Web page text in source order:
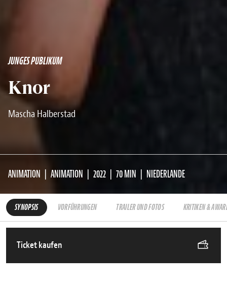
JUNGES PUBLIKUM
Knor
Mascha Halberstad
ANIMATION ANIMATION 2022 70 MIN NIEDERLANDE
SYNOPSIS VORFÜHRUNGEN TRAILER UND FOTOS KRITIKEN &
Ticket kaufen